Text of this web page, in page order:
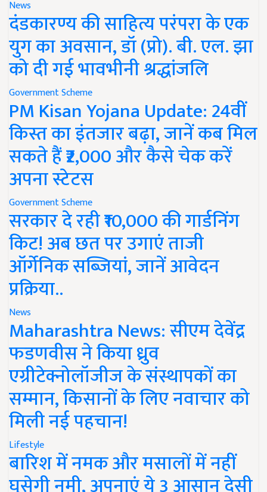
News
दंडकारण्य की साहित्य परंपरा के एक
युग का अवसान, डॉ (प्रो). बी. एल. झा
को दी गई भावभीनी श्रद्धांजलि
Government Scheme
PM Kisan Yojana Update: 24वीं
किस्त का इंतजार बढ़ा, जानें कब मिल
सकते हैं ₹2,000 और कैसे चेक करें
अपना स्टेटस
Government Scheme
सरकार दे रही ₹10,000 की गार्डनिंग
किट! अब छत पर उगाएं ताजी
ऑर्गेनिक सब्जियां, जानें आवेदन
प्रक्रिया..
News
Maharashtra News: सीएम देवेंद्र
फडणवीस ने किया ध्रुव
एग्रीटेक्नोलॉजीज के संस्थापकों का
सम्मान, किसानों के लिए नवाचार को
मिली नई पहचान!
Lifestyle
बारिश में नमक और मसालों में नहीं